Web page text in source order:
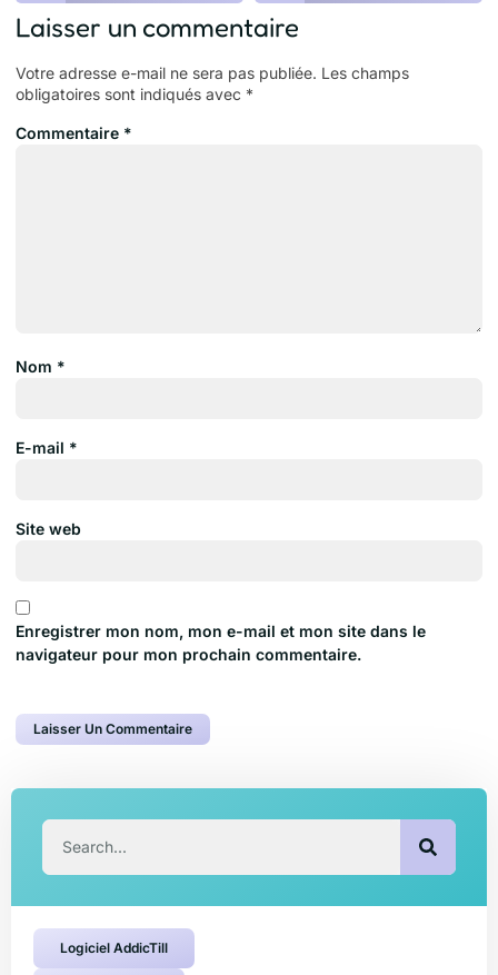
Laisser un commentaire
Votre adresse e-mail ne sera pas publiée. Les champs
obligatoires sont indiqués avec *
Commentaire *
Nom *
E-mail *
Site web
Enregistrer mon nom, mon e-mail et mon site dans le
navigateur pour mon prochain commentaire.
Logiciel AddicTill